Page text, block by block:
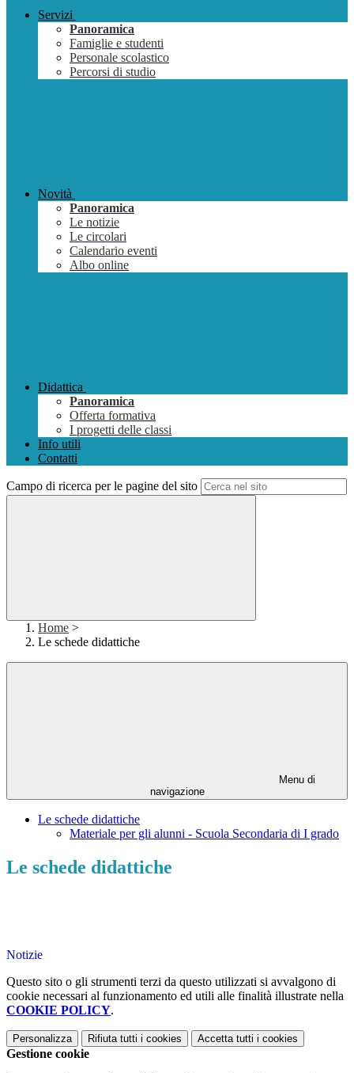
Servizi
Panoramica
Famiglie e studenti
Personale scolastico
Percorsi di studio
Novità
Panoramica
Le notizie
Le circolari
Calendario eventi
Albo online
Didattica
Panoramica
Offerta formativa
I progetti delle classi
Info utili
Contatti
Campo di ricerca per le pagine del sito
Home >
Le schede didattiche
Menu di
navigazione
Le schede didattiche
Materiale per gli alunni - Scuola Secondaria di I grado
Le schede didattiche
Notizie
Questo sito o gli strumenti terzi da questo utilizzati si avvalgono di
cookie necessari al funzionamento ed utili alle finalità illustrate nella
COOKIE POLICY.
Personalizza Rifiuta tutti i cookies Accetta tutti i cookies
Gestione cookie